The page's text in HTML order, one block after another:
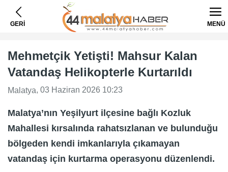
GERİ MENÜ
Mehmetçik Yetişti! Mahsur Kalan
Vatandaş Helikopterle Kurtarıldı
Malatya, 03 Haziran 2026 10:23
Malatya’nın Yeşilyurt ilçesine bağlı Kozluk
Mahallesi kırsalında rahatsızlanan ve bulunduğu
bölgeden kendi imkanlarıyla çıkamayan
vatandaş için kurtarma operasyonu düzenlendi.